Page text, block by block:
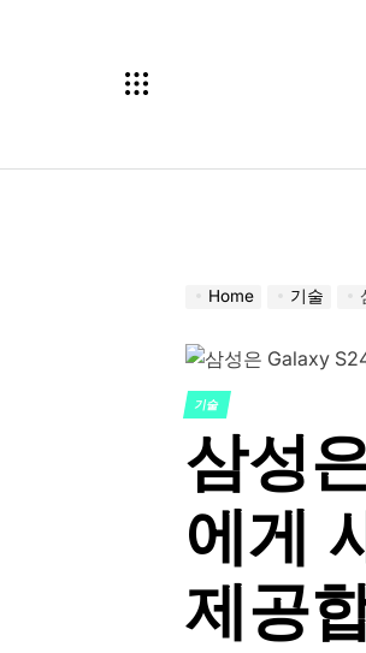
Home 기술
POSTED
기술
삼성
에게
제공